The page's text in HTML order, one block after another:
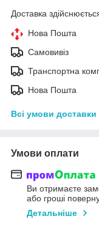
Доставка
Нова Пошта
Самовивіз
Транспортна
Нова Пошта
Всі умови доставки
Умови оплати
Ви отримаєте
або гроші
Детальніше